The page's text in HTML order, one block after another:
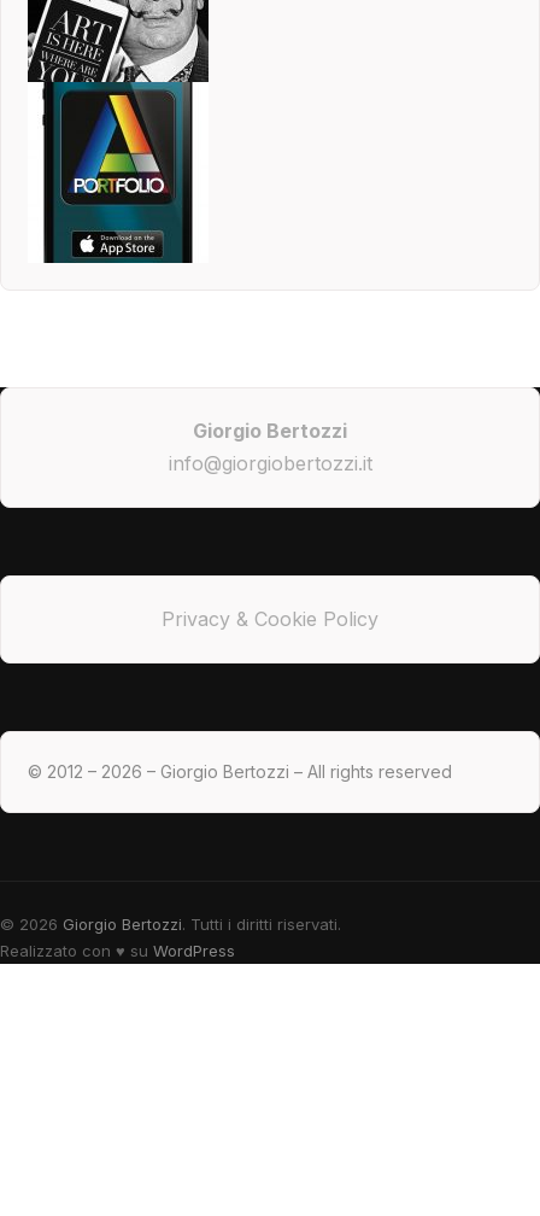
Giorgio Bertozzi
info@giorgiobertozzi.it
Privacy & Cookie Policy
© 2012 – 2026 – Giorgio Bertozzi – All rights reserved
© 2026 Giorgio Bertozzi. Tutti i diritti riservati.
Realizzato con ♥ su WordPress